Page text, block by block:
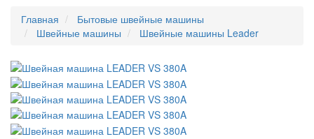
Главная
Бытовые швейные машины
Швейные машины
Швейные машины Leader